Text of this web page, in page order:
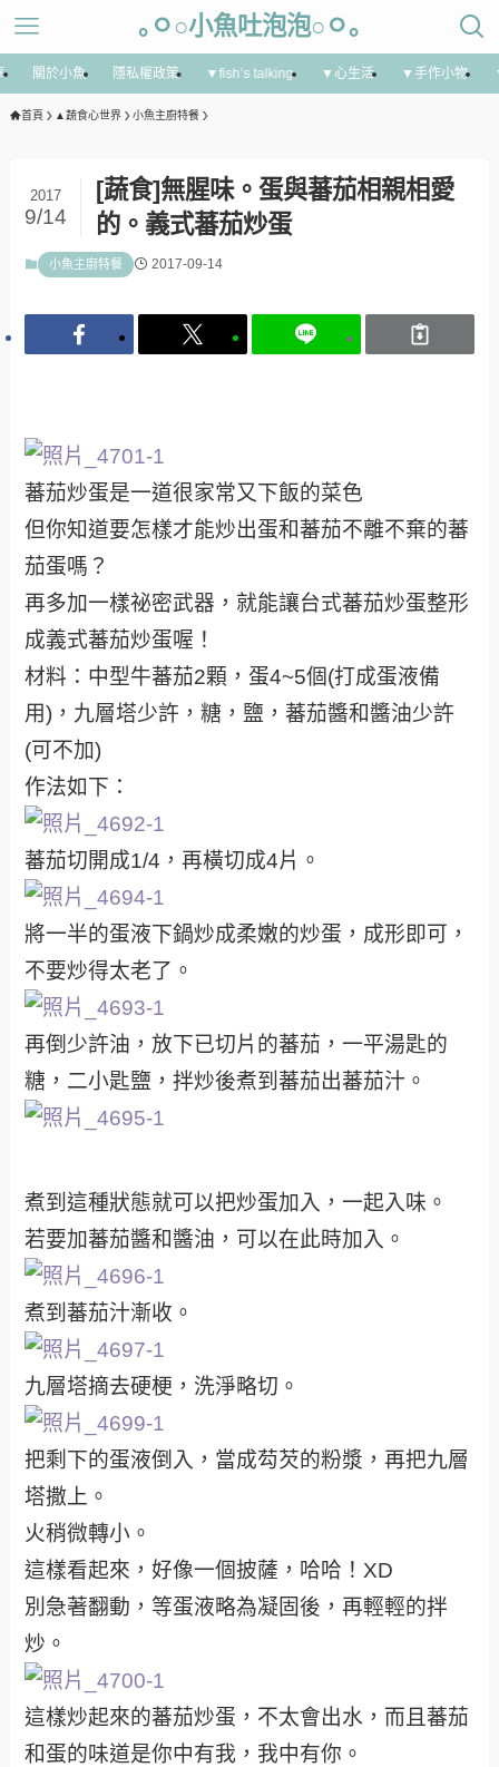
｡ㅇ○小魚吐泡泡○ㅇ｡
關於小魚 隱私權政策 ▼fish’s talking ▼心生活 ▼手作小物
首頁 ▲蔬食心世界 小魚主廚特餐
[蔬食]無腥味。蛋與蕃茄相親相愛
的。義式蕃茄炒蛋
2017
9/14
小魚主廚特餐 2017-09-14
蕃茄炒蛋是一道很家常又下飯的菜色
但你知道要怎樣才能炒出蛋和蕃茄不離不棄的蕃
茄蛋嗎？
再多加一樣祕密武器，就能讓台式蕃茄炒蛋整形
成義式蕃茄炒蛋喔！
材料：中型牛蕃茄2顆，蛋4~5個(打成蛋液備
用)，九層塔少許，糖，鹽，蕃茄醬和醬油少許
(可不加)
作法如下：
蕃茄切開成1/4，再橫切成4片。
將一半的蛋液下鍋炒成柔嫩的炒蛋，成形即可，
不要炒得太老了。
再倒少許油，放下已切片的蕃茄，一平湯匙的
糖，二小匙鹽，拌炒後煮到蕃茄出蕃茄汁。
煮到這種狀態就可以把炒蛋加入，一起入味。
若要加蕃茄醬和醬油，可以在此時加入。
煮到蕃茄汁漸收。
九層塔摘去硬梗，洗淨略切。
把剩下的蛋液倒入，當成芶芡的粉漿，再把九層
塔撒上。
火稍微轉小。
這樣看起來，好像一個披薩，哈哈！XD
別急著翻動，等蛋液略為凝固後，再輕輕的拌
炒。
這樣炒起來的蕃茄炒蛋，不太會出水，而且蕃茄
和蛋的味道是你中有我，我中有你。